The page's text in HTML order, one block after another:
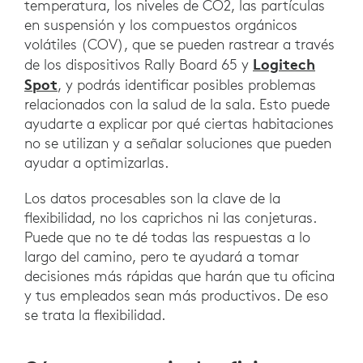
temperatura, los niveles de CO2, las partículas
en suspensión y los compuestos orgánicos
volátiles (COV), que se pueden rastrear a través
de los dispositivos Rally Board 65 y Logitech
Spot, y podrás identificar posibles problemas
relacionados con la salud de la sala. Esto puede
ayudarte a explicar por qué ciertas habitaciones
no se utilizan y a señalar soluciones que pueden
ayudar a optimizarlas.
Los datos procesables son la clave de la
flexibilidad, no los caprichos ni las conjeturas.
Puede que no te dé todas las respuestas a lo
largo del camino, pero te ayudará a tomar
decisiones más rápidas que harán que tu oficina
y tus empleados sean más productivos. De eso
se trata la flexibilidad.